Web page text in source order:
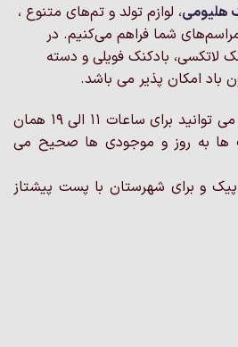
گزینه
ها
ممکن
است
محصول
انتخاب
هلیومی، لوازم تولد و تم‌های متنوع ،
شما فراهم می‌کنیم. در
لاتکسی، بادکنک فویلی و دسته
باد امکان پذیر می باشد.
اگر داخل تهران هستین ، می توانید برای ساعات 11 الی 19 همان
ها به روز و موجودی ها صحیح می
و برای شهرستان با پست پیشتاز